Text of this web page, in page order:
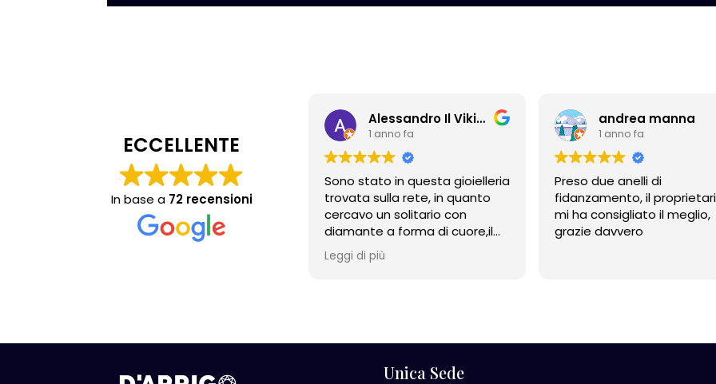
ECCELLENTE
In base a 72 recensioni
Alessandro Il Vikingo
1 anno fa
Sono stato in questa gioielleria
trovata sulla rete, in quanto
cercavo un solitario con
diamante a forma di cuore,il
proprietario è stato davvero
molto cortese e disponibile
tornerò. Grazie!
Leggi di più
andrea manna
1 anno fa
Preso due anelli di
fidanzamento, il
mi ha consigliato il meglio,
grazie davvero
Unica Sede